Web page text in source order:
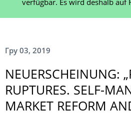
verfügbar. Es wird deshalb auf
Гру 03, 2019
NEUERSCHEINUNG:
RUPTURES. SELF-
MARKET REFORM